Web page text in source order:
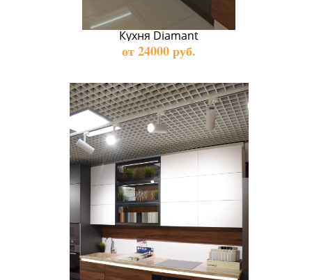
Кухня Diamant
от 24000 руб.